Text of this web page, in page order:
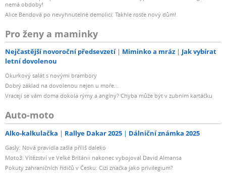
nemá obdoby!
Alice Bendová po nevyhnutelné demolici: Takhle roste nový dům!
Pro ženy a maminky
Nejčastější novoroční předsevzetí Miminko a mráz
Jak vybírat
letní dovolenou
Okurkový salát s novými brambory
Dobrý základ na dovolenou nejen u moře...
Vracejí se vám doma dokola rýmy a angíny? Chyba může být v zubním kartáčku
Auto-moto
Alko-kalkulačka Rallye Dakar 2025 Dálniční známka 2025
Gasly: Nová pravidla zašla příliš daleko
Moto3: Vítězství ve Velké Británii nakonec vybojoval David Almansa
Pokuty zahraničních řidičů v Česku: Cizí značka jako privilegium?